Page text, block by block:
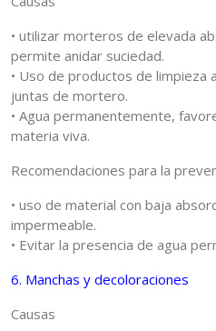
• utilizar morteros de elevada
permite anidar suciedad.
• Uso de productos de
juntas de mortero.
• Agua permanentemente,
materia viva.
Recomendaciones para la
• uso de material con baja
impermeable.
• Evitar la presencia de agua
6. Manchas y decoloraciones
Causas